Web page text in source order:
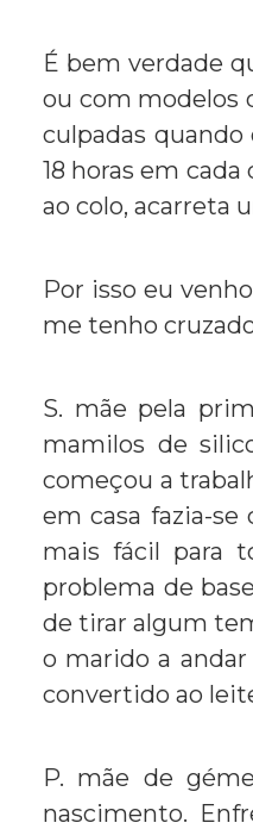
É bem verdade
ou com modelos
culpadas
18 horas em
ao colo, acarreta
Por isso eu
me tenho
S. mãe pela
mamilos de
começou a
em casa fazia-
mais fácil para
problema de
de tirar algum
o marido a
convertido ao
P. mãe de
nascimento.